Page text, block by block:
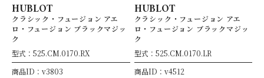
HUBLOT
クラシック・フュージョン アエ
ロ・フュージョン ブラックマジッ
ク
型式：525.CM.0170.RX
商品ID：v3803
HUBLOT
クラシック・フュージョン アエ
ロ・フュージョン ブラックマジッ
ク
型式：525.CM.0170.LR
商品ID：v4512